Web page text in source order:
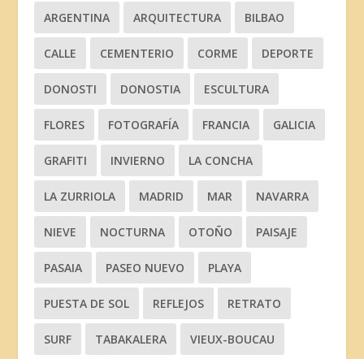
ARGENTINA ARQUITECTURA BILBAO
CALLE CEMENTERIO CORME DEPORTE
DONOSTI DONOSTIA ESCULTURA
FLORES FOTOGRAFÍA FRANCIA GALICIA
GRAFITI INVIERNO LA CONCHA
LA ZURRIOLA MADRID MAR NAVARRA
NIEVE NOCTURNA OTOÑO PAISAJE
PASAIA PASEO NUEVO PLAYA
PUESTA DE SOL REFLEJOS RETRATO
SURF TABAKALERA VIEUX-BOUCAU